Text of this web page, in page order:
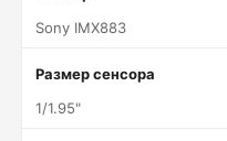
Sony IMX883
Размер сенсора
1/1.95"